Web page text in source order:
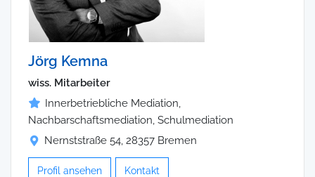
Jörg Kemna
wiss. Mitarbeiter
Innerbetriebliche Mediation,
Nachbarschaftsmediation, Schulmediation
Nernststraße 54, 28357 Bremen
Profil ansehen Kontakt